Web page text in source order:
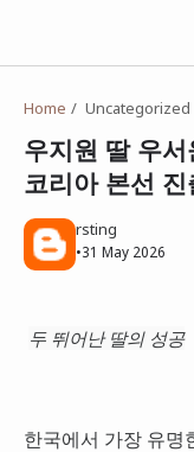
Home Uncategorized
우지원 딸 우
코리아 본선 진
rsting
•31 May 2026
두 뛰어난 딸의 성공
한국에서 가장 유명